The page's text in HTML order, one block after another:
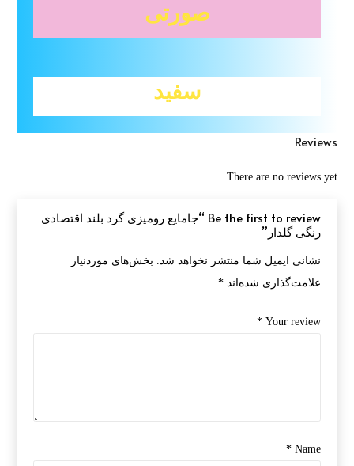
صورتی
سفید
Reviews
There are no reviews yet.
Be the first to review “جامایع رومیزی گرد بلند اقتصادی
رنگی گلدار”
نشانی ایمیل شما منتشر نخواهد شد. بخش‌های موردنیاز
علامت‌گذاری شده‌اند *
Your review
*
Name
*